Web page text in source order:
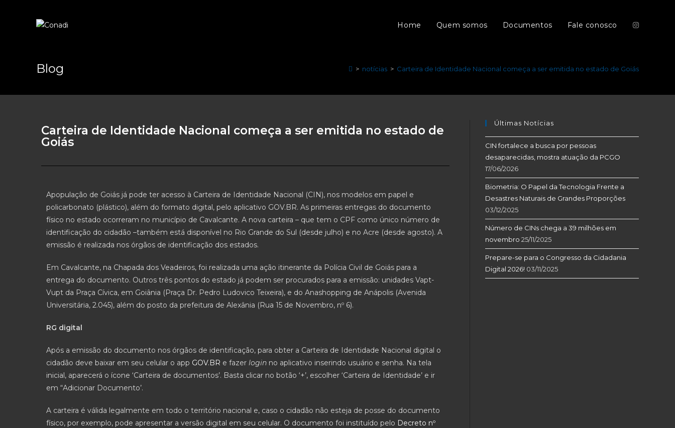
Home Quem somos Documentos Fale conosco
Blog > notícias > Carteira de Identidade Nacional começa a ser emitida no estado de Goiás
Carteira de Identidade Nacional começa a ser emitida no estado de
Goiás
Apopulação de Goiás já pode ter acesso à Carteira de Identidade Nacional (CIN), nos modelos em papel e
policarbonato (plástico), além do formato digital, pelo aplicativo GOV.BR. As primeiras entregas do documento
físico no estado ocorreram no município de Cavalcante. A nova carteira – que tem o CPF como único número de
identificação do cidadão –também está disponível no Rio Grande do Sul (desde julho) e no Acre (desde agosto). A
emissão é realizada nos órgãos de identificação dos estados.
Em Cavalcante, na Chapada dos Veadeiros, foi realizada uma ação itinerante da Polícia Civil de Goiás para a
entrega do documento. Outros três pontos do estado já podem ser procurados para a emissão: unidades Vapt-
Vupt da Praça Cívica, em Goiânia (Praça Dr. Pedro Ludovico Teixeira), e do Anashopping de Anápolis (Avenida
Universitária, 2.045), além do posto da prefeitura de Alexânia (Rua 15 de Novembro, nº 6).
RG digital
Após a emissão do documento nos órgãos de identificação, para obter a Carteira de Identidade Nacional digital o
cidadão deve baixar em seu celular o app GOV.BR e fazer login no aplicativo inserindo usuário e senha. Na tela
inicial, aparecerá o ícone ‘Carteira de documentos’. Basta clicar no botão ‘+’, escolher ‘Carteira de Identidade’ e ir
em “Adicionar Documento’.
A carteira é válida legalmente em todo o território nacional e, caso o cidadão não esteja de posse do documento
físico, por exemplo, pode apresentar a versão digital em seu celular. O documento foi instituído pelo Decreto nº
Últimas Notícias
CIN fortalece a busca por pessoas
desaparecidas, mostra atuação da PCGO
17/06/2026
Biometria: O Papel da Tecnologia Frente a
Desastres Naturais de Grandes Proporções
03/12/2025
Número de CINs chega a 39 milhões em
novembro 25/11/2025
Prepare-se para o Congresso da Cidadania
Digital 2026! 03/11/2025